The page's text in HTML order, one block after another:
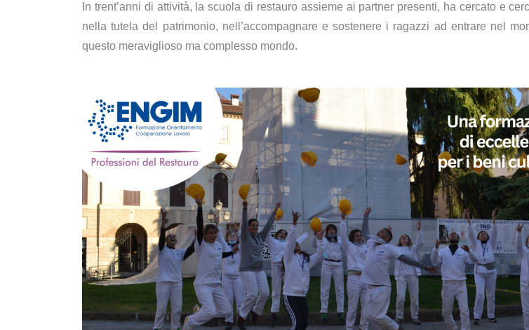
In trent’anni di attività, la scuola di restauro assieme ai partner presenti, ha cercato e
nella tutela del patrimonio, nell’accompagnare e sostenere i ragazzi ad entrare nel
questo meraviglioso ma complesso mondo.